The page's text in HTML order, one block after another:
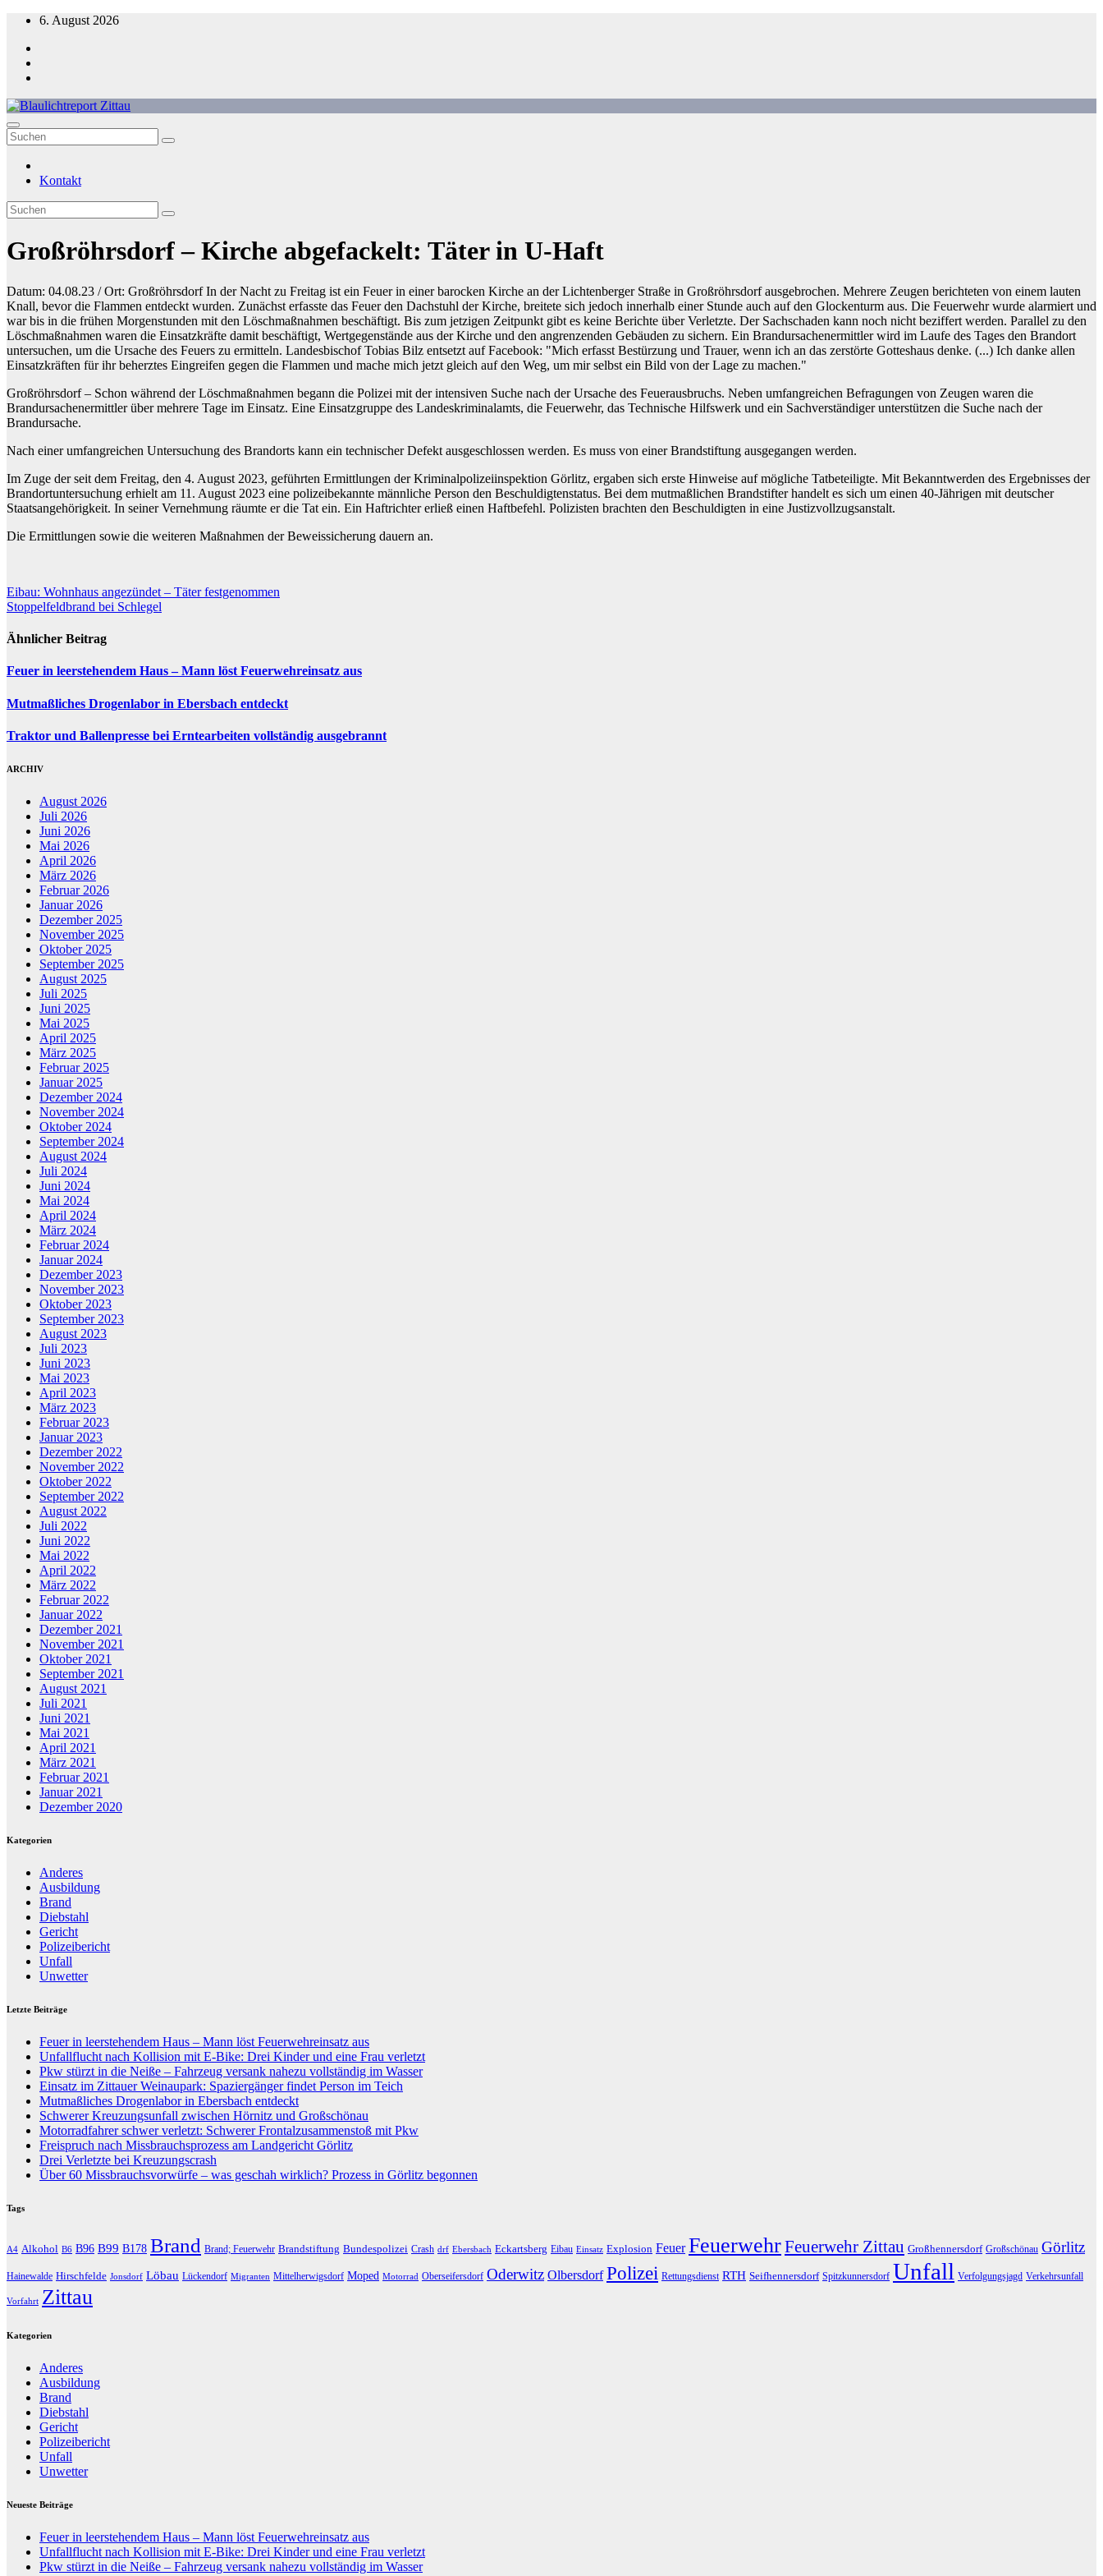
Zum
springen
6. August 2026
Blaulichtreport Zittau
Kontakt
Großröhrsdorf – Kirche abgefackelt: Täter in U-Haft
Datum: 04.08.23 / Ort: Großröhrsdorf In der Nacht zu Freitag ist ein Feuer in einer barocken Kirche an der Lichtenberger Straße in Großröhrsdorf ausgebrochen. Mehrere Zeugen berichteten von einem lauten
Knall, bevor die Flammen entdeckt wurden. Zunächst erfasste das Feuer den Dachstuhl der Kirche, breitete sich jedoch innerhalb einer Stunde auch auf den Glockenturm aus. Die Feuerwehr wurde alarmiert und
war bis in die frühen Morgenstunden mit den Löschmaßnahmen beschäftigt. Bis zum jetzigen Zeitpunkt gibt es keine Berichte über Verletzte. Der Sachschaden kann noch nicht beziffert werden. Parallel zu den
Löschmaßnahmen waren die Einsatzkräfte damit beschäftigt, Wertgegenstände aus der Kirche und den angrenzenden Gebäuden zu sichern. Ein Brandursachenermittler wird im Laufe des Tages den Brandort
untersuchen, um die Ursache des Feuers zu ermitteln. Landesbischof Tobias Bilz entsetzt auf Facebook: "Mich erfasst Bestürzung und Trauer, wenn ich an das zerstörte Gotteshaus denke. (...) Ich danke allen
Einsatzkräften für ihr beherztes Eingreifen gegen die Flammen und mache mich jetzt gleich auf den Weg, um mir selbst ein Bild von der Lage zu machen."
Großröhrsdorf – Schon während der Löschmaßnahmen begann die Polizei mit der intensiven Suche nach der Ursache des Feuerausbruchs. Neben umfangreichen Befragungen von Zeugen waren die
Brandursachenermittler über mehrere Tage im Einsatz. Eine Einsatzgruppe des Landeskriminalamts, die Feuerwehr, das Technische Hilfswerk und ein Sachverständiger unterstützen die Suche nach der
Brandursache.
Nach einer umfangreichen Untersuchung des Brandorts kann ein technischer Defekt ausgeschlossen werden. Es muss von einer Brandstiftung ausgegangen werden.
Im Zuge der seit dem Freitag, den 4. August 2023, geführten Ermittlungen der Kriminalpolizeiinspektion Görlitz, ergaben sich erste Hinweise auf mögliche Tatbeteiligte. Mit Bekanntwerden des Ergebnisses der
Brandortuntersuchung erhielt am 11. August 2023 eine polizeibekannte männliche Person den Beschuldigtenstatus. Bei dem mutmaßlichen Brandstifter handelt es sich um einen 40-Jährigen mit deutscher
Staatsangehörigkeit. In seiner Vernehmung räumte er die Tat ein. Ein Haftrichter erließ einen Haftbefehl. Polizisten brachten den Beschuldigten in eine Justizvollzugsanstalt.
Die Ermittlungen sowie die weiteren Maßnahmen der Beweissicherung dauern an.
Beitragsnavigation
Eibau: Wohnhaus angezündet – Täter festgenommen
Stoppelfeldbrand bei Schlegel
Ähnlicher Beitrag
Feuer in leerstehendem Haus – Mann löst Feuerwehreinsatz aus
Mutmaßliches Drogenlabor in Ebersbach entdeckt
Traktor und Ballenpresse bei Erntearbeiten vollständig ausgebrannt
ARCHIV
August 2026
Juli 2026
Juni 2026
Mai 2026
April 2026
März 2026
Februar 2026
Januar 2026
Dezember 2025
November 2025
Oktober 2025
September 2025
August 2025
Juli 2025
Juni 2025
Mai 2025
April 2025
März 2025
Februar 2025
Januar 2025
Dezember 2024
November 2024
Oktober 2024
September 2024
August 2024
Juli 2024
Juni 2024
Mai 2024
April 2024
März 2024
Februar 2024
Januar 2024
Dezember 2023
November 2023
Oktober 2023
September 2023
August 2023
Juli 2023
Juni 2023
Mai 2023
April 2023
März 2023
Februar 2023
Januar 2023
Dezember 2022
November 2022
Oktober 2022
September 2022
August 2022
Juli 2022
Juni 2022
Mai 2022
April 2022
März 2022
Februar 2022
Januar 2022
Dezember 2021
November 2021
Oktober 2021
September 2021
August 2021
Juli 2021
Juni 2021
Mai 2021
April 2021
März 2021
Februar 2021
Januar 2021
Dezember 2020
Kategorien
Anderes
Ausbildung
Brand
Diebstahl
Gericht
Polizeibericht
Unfall
Unwetter
Letzte Beiträge
Feuer in leerstehendem Haus – Mann löst Feuerwehreinsatz aus
Unfallflucht nach Kollision mit E-Bike: Drei Kinder und eine Frau verletzt
Pkw stürzt in die Neiße – Fahrzeug versank nahezu vollständig im Wasser
Einsatz im Zittauer Weinaupark: Spaziergänger findet Person im Teich
Mutmaßliches Drogenlabor in Ebersbach entdeckt
Schwerer Kreuzungsunfall zwischen Hörnitz und Großschönau
Motorradfahrer schwer verletzt: Schwerer Frontalzusammenstoß mit Pkw
Freispruch nach Missbrauchsprozess am Landgericht Görlitz
Drei Verletzte bei Kreuzungscrash
Über 60 Missbrauchsvorwürfe – was geschah wirklich? Prozess in Görlitz begonnen
Tags
A4 Alkohol B6 B96 B99 B178 Brand Brand; Feuerwehr Brandstiftung Bundespolizei Crash drf Ebersbach Eckartsberg Eibau Einsatz Explosion Feuer FeuerwehrFeuerwehr Zittau Großhennersdorf Großschönau Görlitz
Hainewalde Hirschfelde Jonsdorf Löbau Lückendorf Migranten Mittelherwigsdorf Moped Motorrad Oberseifersdorf Oderwitz Olbersdorf Polizei Rettungsdienst RTH Seifhennersdorf Spitzkunnersdorf Unfall Verfolgungsjagd Verkehrsunfall
Vorfahrt Zittau
Kategorien
Anderes
Ausbildung
Brand
Diebstahl
Gericht
Polizeibericht
Unfall
Unwetter
Neueste Beiträge
Feuer in leerstehendem Haus – Mann löst Feuerwehreinsatz aus
Unfallflucht nach Kollision mit E-Bike: Drei Kinder und eine Frau verletzt
Pkw stürzt in die Neiße – Fahrzeug versank nahezu vollständig im Wasser